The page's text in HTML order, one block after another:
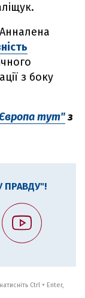
з боку
тут"з
ПРАВДУ"!
Ctrl + Enter,